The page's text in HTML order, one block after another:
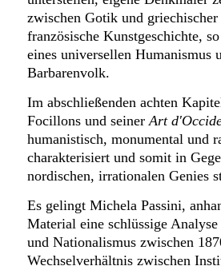
zwischen Gotik und
französische Kunstgeschichte,
eines universellen Humanismus
Barbarenvolk.
Im abschließenden achten
Focillons und seinerArt
humanistisch, monumental und
charakterisiert und somit in
nordischen, irrationalen Genies
Es gelingt Michela Passini,
Material eine schlüssige
und Nationalismus zwischen
Wechselverhältnis zwischen